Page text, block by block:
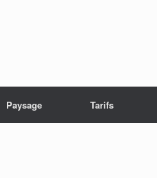
Paysage Tarifs